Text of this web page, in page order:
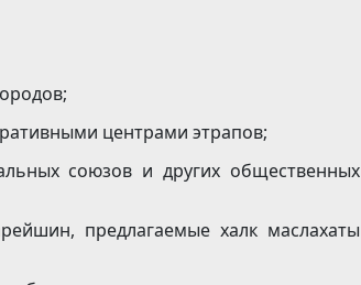
центрами этрапов;
союзов и других общественных
предлагаемые халк маслахаты